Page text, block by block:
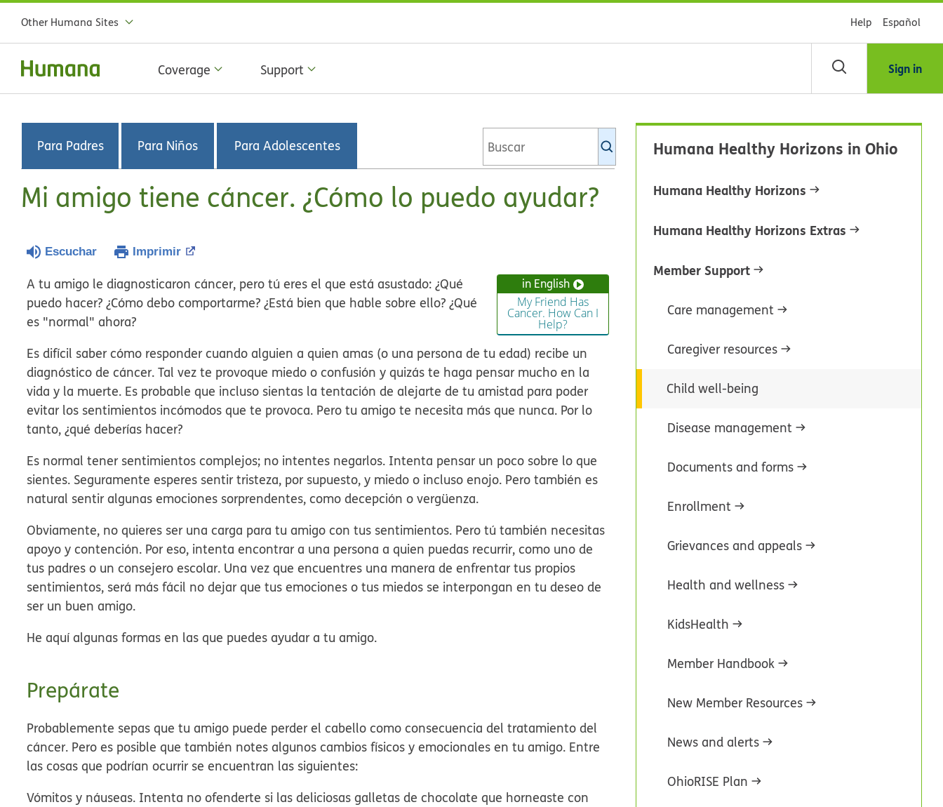
Other Humana Sites Help Español
Coverage Support Sign in
Para Padres Para Niños Para Adolescentes
biblioteca
Mi amigo tiene cáncer. ¿Cómo lo puedo ayudar?
Escuchar Imprimir
in English
My Friend Has
Cancer. How Can I
Help?
A tu amigo le diagnosticaron cáncer, pero tú eres el que está asustado:¿Qué
puedo hacer? ¿Cómo debo comportarme? ¿Está bien que hable sobre ello? ¿Qué
es "normal" ahora?
Es difícil saber cómo responder cuando alguien a quien amas (o una persona de tu edad) recibe un
diagnóstico de cáncer. Tal vez te provoque miedo o confusión y quizás te haga pensar mucho en la
vida y la muerte. Es probable que incluso sientas la tentación de alejarte de tu amistad para poder
evitar los sentimientos incómodos que te provoca. Pero tu amigo te necesita más que nunca. Por lo
tanto, ¿qué deberías hacer?
Es normal tener sentimientos complejos; no intentes negarlos. Intenta pensar un poco sobre lo que
sientes. Seguramente esperes sentir tristeza, por supuesto, y miedo o incluso enojo. Pero también es
natural sentir algunas emociones sorprendentes, como decepción o vergüenza.
Obviamente, no quieres ser una carga para tu amigo con tus sentimientos. Pero tú también necesitas
apoyo y contención. Por eso, intenta encontrar a una persona a quien puedas recurrir, como uno de
tus padres o un consejero escolar. Una vez que encuentres una manera de enfrentar tus propios
sentimientos, será más fácil no dejar que tus emociones o tus miedos se interpongan en tu deseo de
ser un buen amigo.
He aquí algunas formas en las que puedes ayudar a tu amigo.
Prepárate
Probablemente sepas que tu amigo puede perder el cabello como consecuencia del tratamiento del
cáncer. Pero es posible que también notes algunos cambios físicos y emocionales en tu amigo. Entre
las cosas que podrían ocurrir se encuentran las siguientes:
Vómitos y náuseas. Intenta no ofenderte si las deliciosas galletas de chocolate que horneaste con
Humana Healthy Horizons in Ohio
Humana Healthy Horizons
Humana Healthy Horizons Extras
Member Support
Care management
Caregiver resources
Child well-being
Disease management
Documents and forms
Enrollment
Grievances and appeals
Health and wellness
KidsHealth
Member Handbook
New Member Resources
News and alerts
OhioRISE Plan